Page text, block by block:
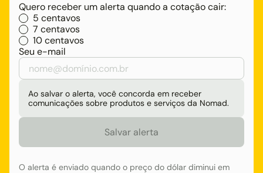
Quero receber um alerta quando a cotação cair:
5 centavos
7 centavos
10 centavos
Seu e-mail
Ao salvar o alerta, você concorda em receber
comunicações sobre produtos e serviços da Nomad.
O alerta é enviado quando o preço do dólar diminui em